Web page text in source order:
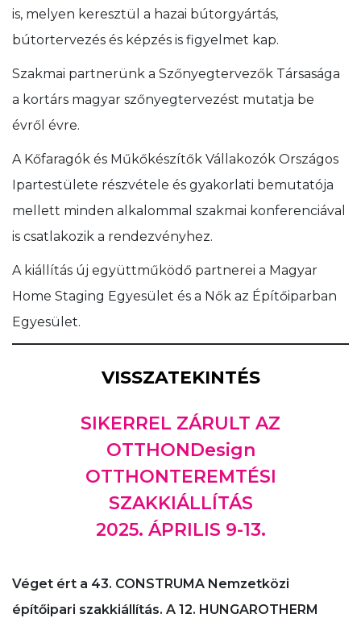
is, melyen keresztül a hazai bútorgyártás,
bútortervezés és képzés is figyelmet kap.
Szakmai partnerünk a Szőnyegtervezők Társasága
a kortárs magyar szőnyegtervezést mutatja be
évről évre.
A Kőfaragók és Műkőkészítők Vállakozók Országos
Ipartestülete részvétele és gyakorlati bemutatója
mellett minden alkalommal szakmai konferenciával
is csatlakozik a rendezvényhez.
A kiállítás új együttműködő partnerei a Magyar
Home Staging Egyesület és a Nők az Építőiparban
Egyesület.
VISSZATEKINTÉS
SIKERREL ZÁRULT AZ
OTTHONDesign
OTTHONTEREMTÉSI
SZAKKIÁLLÍTÁS
2025. ÁPRILIS 9-13.
Véget ért a 43. CONSTRUMA Nemzetközi
építőipari szakkiállítás. A 12. HUNGAROTHERM